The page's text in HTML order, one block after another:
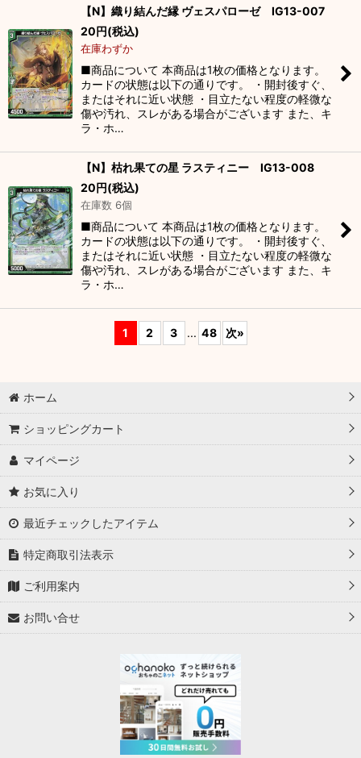
【N】織り結んだ縁 ヴェスパローゼ IG13-007
20円(税込)
在庫わずか
■商品について 本商品は1枚の価格となります。
カードの状態は以下の通りです。 ・開封後すぐ、
またはそれに近い状態 ・目立たない程度の軽微な
傷や汚れ、スレがある場合がございます また、キ
ラ・ホ…
【N】枯れ果ての星 ラスティニー IG13-008
20円(税込)
在庫数 6個
■商品について 本商品は1枚の価格となります。
カードの状態は以下の通りです。 ・開封後すぐ、
またはそれに近い状態 ・目立たない程度の軽微な
傷や汚れ、スレがある場合がございます また、キ
ラ・ホ…
1 2 3 ... 48 次»
ホーム
ショッピングカート
マイページ
お気に入り
最近チェックしたアイテム
特定商取引法表示
ご利用案内
お問い合せ